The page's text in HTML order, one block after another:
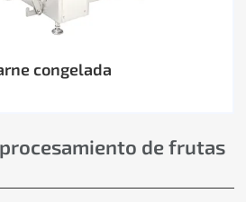
congelada
de frutas